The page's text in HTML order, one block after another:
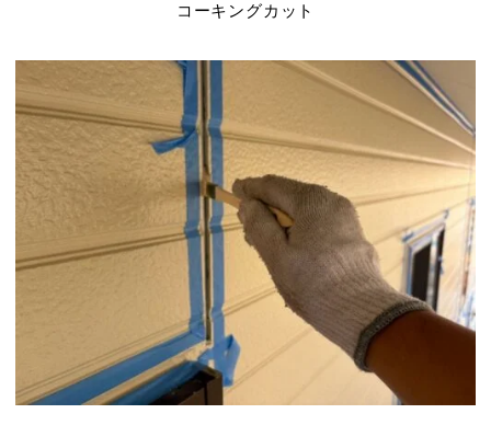
コーキングカット